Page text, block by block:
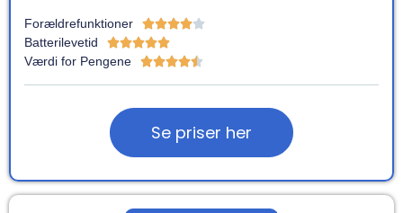
Forældrefunktioner 
Batterilevetid 
Værdi for Pengene 
Se priser her